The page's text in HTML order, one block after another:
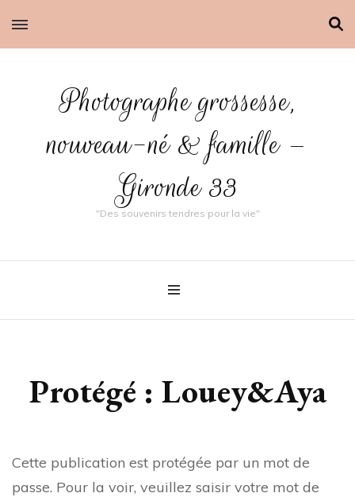
Photographe grossesse,
nouveau-né & famille –
Gironde 33
"Des souvenirs tendres pour la vie"
Protégé : Louey&Aya
Cette publication est protégée par un mot de
passe. Pour la voir, veuillez saisir votre mot de